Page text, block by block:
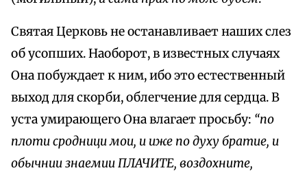
Святая Церковь не останавливает наших слез
об усопших. Наоборот, в известных случаях
Она побуждает к ним, ибо это естественный
выход для скорби, облегчение для сердца. В
уста умирающего Она влагает просьбу: “по
плоти сродници мои, и иже по духу братие, и
обычнии знаемии ПЛАЧИТЕ, воздохните,